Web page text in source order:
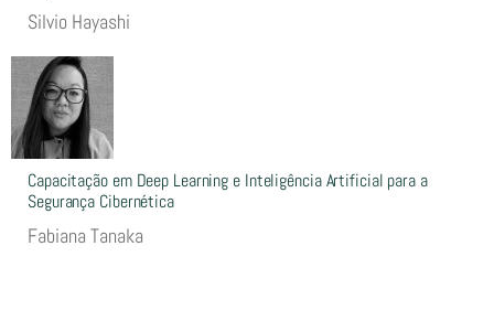
Silvio Hayashi
Capacitação em Deep Learning e Inteligência Artificial para a
Segurança Cibernética
Fabiana Tanaka